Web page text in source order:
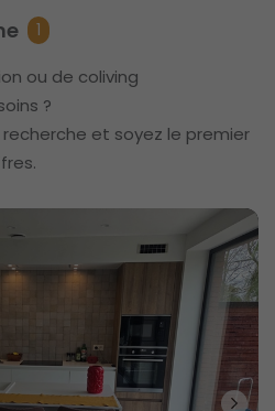
de passe oublié?
1
ou de coliving
?
et soyez le premier